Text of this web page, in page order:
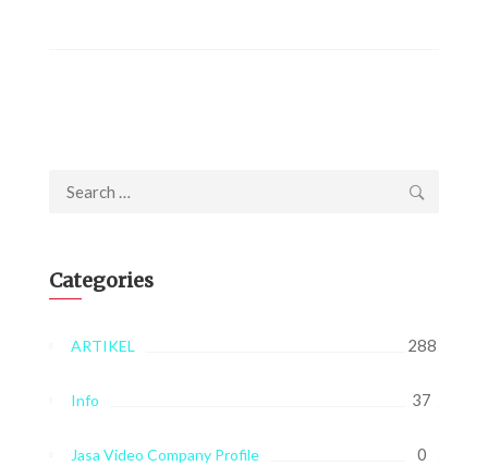
Search
Categories
ARTIKEL 288
Info 37
Jasa Video Company Profile 0